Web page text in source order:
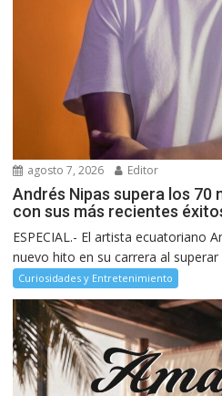
agosto 7, 2026 Editor
Andrés Nipas supera los 70
con sus más recientes
ESPECIAL.- El artista ecuatoriano
nuevo hito en su carrera al superar
Curiosidades y Entretenimiento